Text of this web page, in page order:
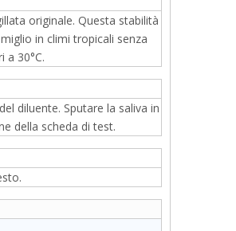
originale. Questa stabilità
in climi tropicali senza
30°C.
diluente. Sputare la saliva in
della scheda di test.